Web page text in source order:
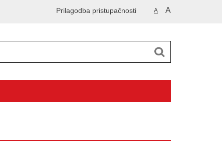
A A
Prilagodba pristupačnosti